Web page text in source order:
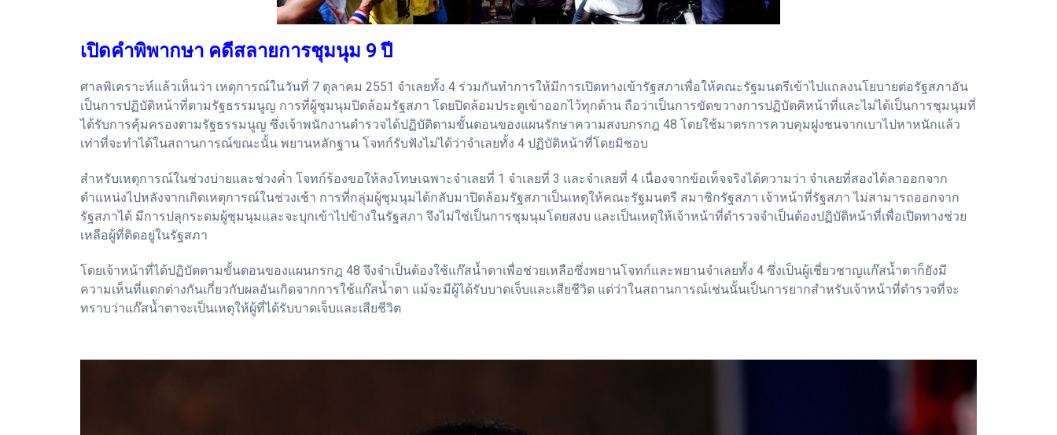
เปิดคำพิพากษา คดีสลายการชุมนุม 9 ปี
ศาลพิเคราะห์แล้วเห็นว่า เหตุการณ์ในวันที่ 7 ตุลาคม 2551 จำเลยทั้ง 4 ร่วมกันทำการให้มีการเปิดทางเข้ารัฐสภาเพื่อให้คณะรัฐมนตรีเข้าไปแถลงนโยบายต่อรัฐสภาอัน
เป็นการปฏิบัติหน้าที่ตามรัฐธรรมนูญ การที่ผู้ชุมนุมปิดล้อมรัฐสภา โดยปิดล้อมประตูเข้าออกไว้ทุกด้าน ถือว่าเป็นการขัดขวางการปฏิบัตคิหน้าที่และไม่ได้เป็นการชุมนุมที่
ได้รับการคุ้มครองตามรัฐธรรมนูญ ซึ่งเจ้าพนักงานตำรวจได้ปฏิบัติตามขั้นตอนของแผนรักษาความสงบกรกฎ 48 โดยใช้มาตรการควบคุมฝูงชนจากเบาไปหาหนักแล้ว
เท่าที่จะทำได้ในสถานการณ์ขณะนั้น พยานหลักฐาน โจทก์รับฟังไม่ได้ว่าจำเลยทั้ง 4 ปฏิบัติหน้าที่โดยมิชอบ
สำหรับเหตุการณ์ในช่วงบ่ายและช่วงค่ำ โจทก์ร้องขอให้ลงโทษเฉพาะจำเลยที่ 1 จำเลยที่ 3 และจำเลยที่ 4 เนื่องจากข้อเท็จจริงได้ความว่า จำเลยที่สองได้ลาออกจาก
ตำแหน่งไปหลังจากเกิดเหตุการณ์ในช่วงเช้า การที่กลุ่มผู้ชุมนุมได้กลับมาปิดล้อมรัฐสภาเป็นเหตุให้คณะรัฐมนตรี สมาชิกรัฐสภา เจ้าหน้าที่รัฐสภา ไม่สามารถออกจาก
รัฐสภาได้ มีการปลุกระดมผู้ชุมนุมและจะบุกเข้าไปข้างในรัฐสภา จึงไม่ใช่เป็นการชุมนุมโดยสงบ และเป็นเหตุให้เจ้าหน้าที่ตำรวจจำเป็นต้องปฏิบัติหน้าที่เพื่อเปิดทางช่วย
เหลือผู้ที่ติดอยู่ในรัฐสภา
โดยเจ้าหน้าที่ได้ปฏิบัตตามขั้นตอนของแผนกรกฎ 48 จึงจำเป็นต้องใช้แก๊สน้ำตาเพื่อช่วยเหลือซึ่งพยานโจทก์และพยานจำเลยทั้ง 4 ซึ่งเป็นผู้เชี่ยวชาญแก๊สน้ำตาก็ยังมี
ความเห็นที่แตกต่างกันเกี่ยวกับผลอันเกิดจากการใช้แก๊สน้ำตา แม้จะมีผู้ได้รับบาดเจ็บและเสียชีวิต แต่ว่าในสถานการณ์เช่นนั้นเป็นการยากสำหรับเจ้าหน้าที่ตำรวจที่จะ
ทราบว่าแก๊สน้ำตาจะเป็นเหตุให้ผู้ที่ได้รับบาดเจ็บและเสียชีวิต